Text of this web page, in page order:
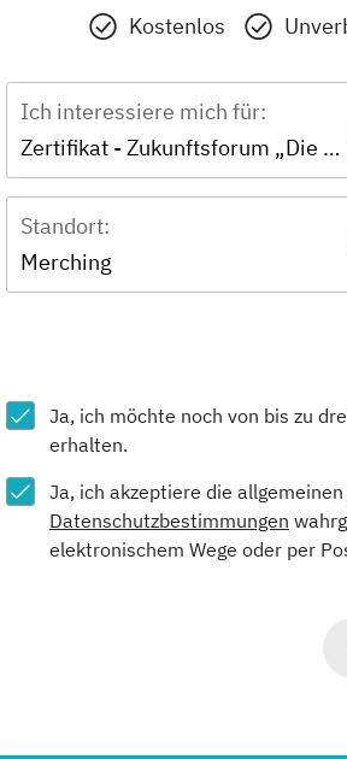
Kostenlos
Ich interessiere mich für:
Zertifikat - Zukunftsforum „Die PraxisAnleitung“ 2025
Standort:
Merching
Ja, ich möchte noch von bis zu
erhalten.
Ja, ich akzeptiere die allgemeinen
Datenschutzbestimmungen
elektronischem Wege oder per